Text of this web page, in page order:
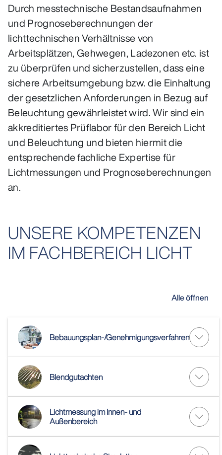
Durch messtechnische Bestandsaufnahmen
und Prognoseberechnungen der
lichttechnischen Verhältnisse von
Arbeitsplätzen, Gehwegen, Ladezonen etc. ist
zu überprüfen und sicherzustellen, dass eine
sichere Arbeitsumgebung bzw. die Einhaltung
der gesetzlichen Anforderungen in Bezug auf
Beleuchtung gewährleistet wird. Wir sind ein
akkreditiertes Prüflabor für den Bereich Licht
und Beleuchtung und bieten hiermit die
entsprechende fachliche Expertise für
Lichtmessungen und Prognoseberechnungen
an.
UNSERE KOMPETENZEN
IM FACHBEREICH LICHT
Alle öffnen
Bebauungsplan-/Genehmigungsverfahren
Blendgutachten
Lichtmessung im Innen- und
Außenbereich